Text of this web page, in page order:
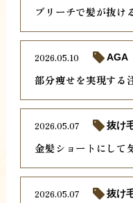
ブリーチで髪が抜け
部分痩せを実現する
2026.05.10 AGA
金髪ショートにして
2026.05.07 抜け
2026.05.07 抜け